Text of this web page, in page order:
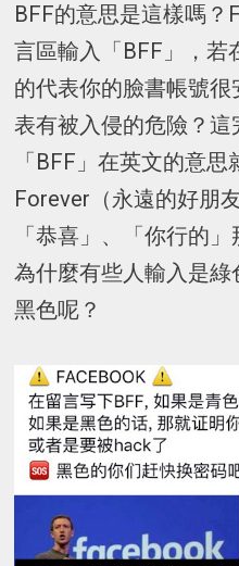
BFF的意思是這樣嗎？
言區輸入「BFF」，若
的代表你的臉書帳號
表有被入侵的危險？
「BFF」在英文的意
Forever（永遠的好朋
「恭喜」、「你行的
為什麼有些人輸入是
黑色呢？